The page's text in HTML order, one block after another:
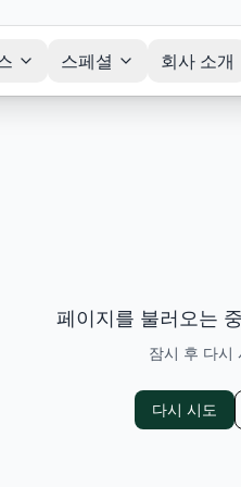
스페셜 회사 소개
페이지를 불러오는
잠시 후 다시
다시 시도